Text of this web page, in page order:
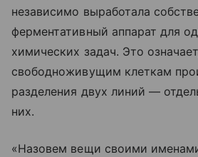
независимо выработала
ферментативный аппарат для
химических задач. Это
свободноживущим клеткам
разделения двух линий —
них.
«Назовем вещи своими